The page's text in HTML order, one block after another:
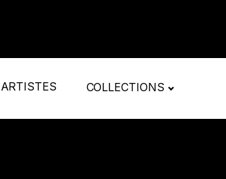
ARTISTES COLLECTIONS